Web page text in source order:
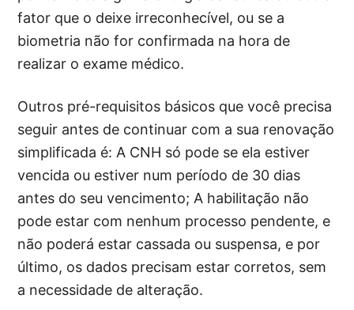
fator que o deixe irreconhecível, ou se a
biometria não for confirmada na hora de
realizar o exame médico.
Outros pré-requisitos básicos que você precisa
seguir antes de continuar com a sua renovação
simplificada é: A CNH só pode se ela estiver
vencida ou estiver num período de 30 dias
antes do seu vencimento; A habilitação não
pode estar com nenhum processo pendente, e
não poderá estar cassada ou suspensa, e por
último, os dados precisam estar corretos, sem
a necessidade de alteração.